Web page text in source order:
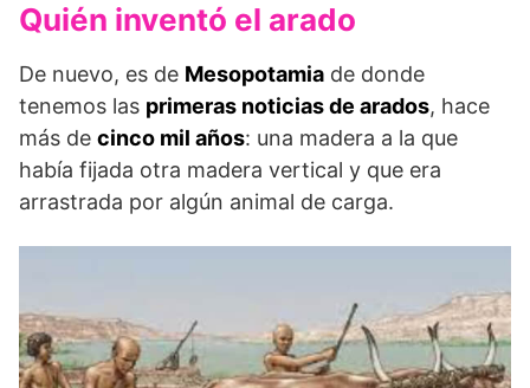
Quién inventó el arado
De nuevo, es de Mesopotamia de donde
tenemos las primeras noticias de arados, hace
más de cinco mil años: una madera a la que
había fijada otra madera vertical y que era
arrastrada por algún animal de carga.